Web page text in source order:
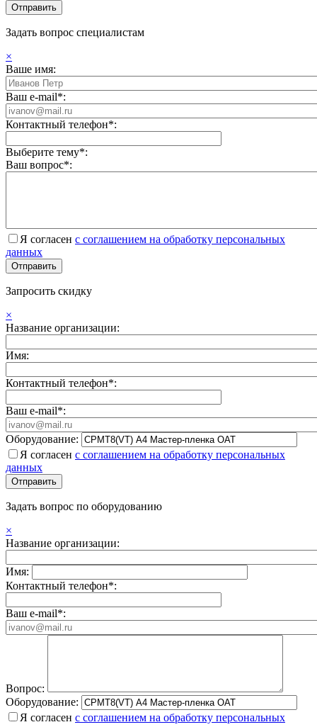
Задать вопрос специалистам
×
Ваше имя:
Ваш e-mail*:
Контактный телефон*:
Выберите тему*:
Ваш вопрос*:
Я согласен с соглашением на обработку персональных
данных
Запросить скидку
×
Название организации:
Имя:
Контактный телефон*:
Ваш e-mail*:
Оборудование:
Я согласен с соглашением на обработку персональных
данных
Задать вопрос по оборудованию
×
Название организации:
Имя:
Контактный телефон*:
Ваш e-mail*:
Вопрос:
Оборудование:
Я согласен с соглашением на обработку персональных